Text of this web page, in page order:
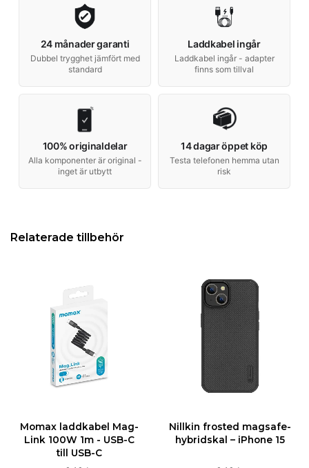
24 månader garanti
Dubbel trygghet jämfört med
standard
Laddkabel ingår
Laddkabel ingår - adapter
finns som tillval
100% originaldelar
Alla komponenter är original -
inget är utbytt
14 dagar öppet köp
Testa telefonen hemma utan
risk
Relaterade tillbehör
Momax laddkabel Mag-
Link 100W 1m - USB-C
till USB-C
Nillkin frosted magsafe-
hybridskal – iPhone 15